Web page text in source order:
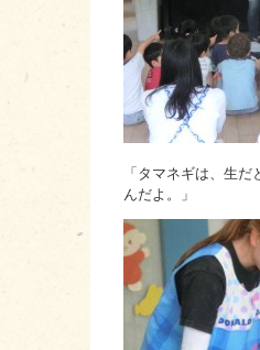
「タマネギは、生
んだよ。」